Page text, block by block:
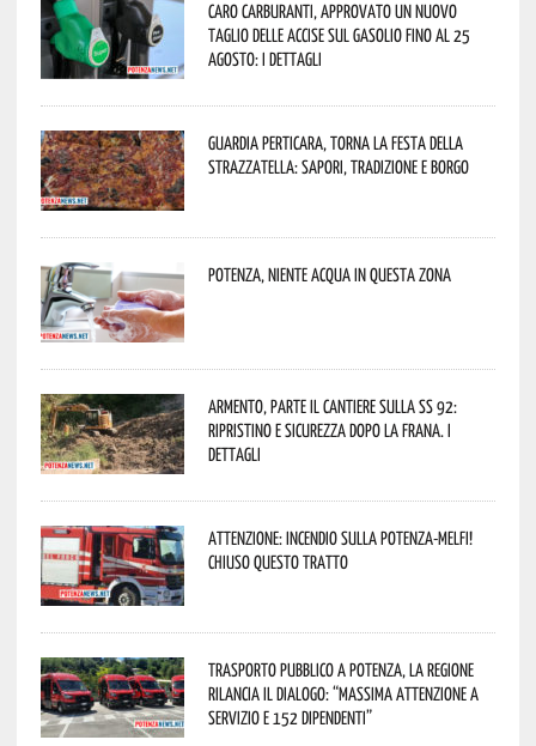
Caro carburanti, approvato un nuovo
taglio delle accise sul gasolio fino al 25
agosto: i dettagli
Guardia Perticara, torna la Festa della
Strazzatella: sapori, tradizione e borgo
Potenza, niente acqua in questa zona
Armento, parte il cantiere sulla SS 92:
ripristino e sicurezza dopo la frana. I
dettagli
Attenzione: incendio sulla Potenza-Melfi!
Chiuso questo tratto
Trasporto pubblico a Potenza, la Regione
rilancia il dialogo: “Massima attenzione a
servizio e 152 dipendenti”